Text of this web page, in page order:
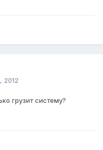
2012
грузит систему?